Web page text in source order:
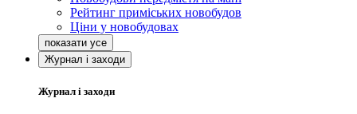
Рейтинг приміських новобудов
Ціни у новобудовах
Журнал і заходи
Журнал і заходи